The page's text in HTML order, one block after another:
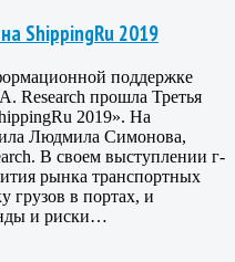
ShippingRu 2019
поддержке
Research прошла Третья
2019». На
Людмила Симонова,
В своем выступлении г-
рынка транспортных
грузов в портах, и
и риски…